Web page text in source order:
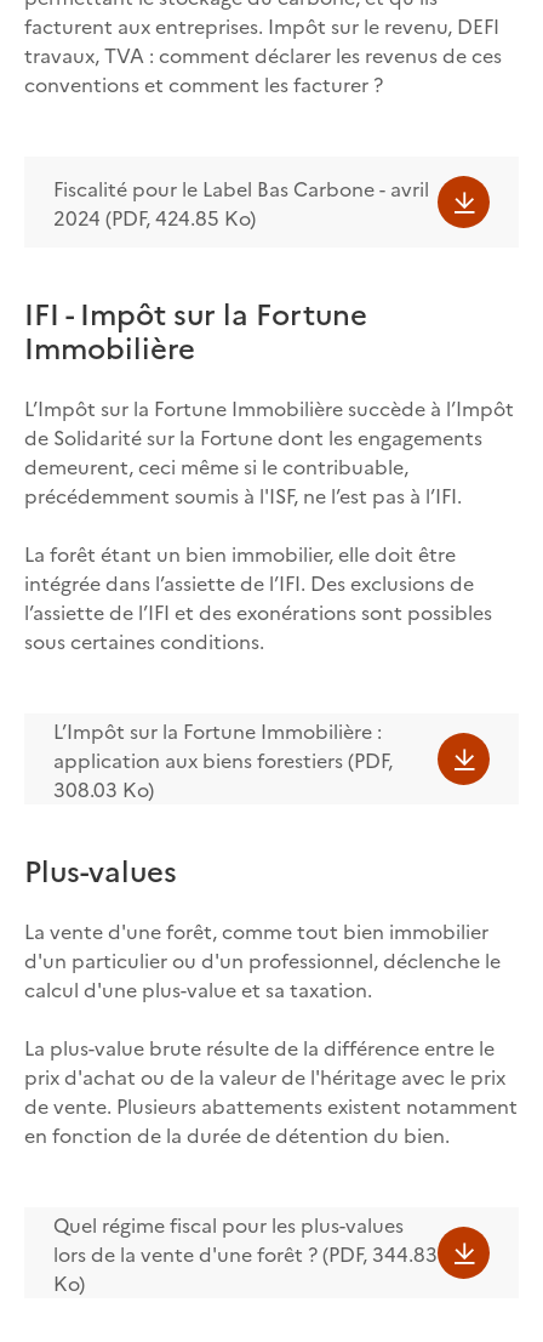
facturent aux entreprises. Impôt sur le revenu, DEFI
travaux, TVA : comment déclarer les revenus de ces
conventions et comment les facturer ?
Fiscalité pour le Label Bas Carbone - avril
2024 (PDF, 424.85 Ko)
IFI - Impôt sur la Fortune
Immobilière
L’Impôt sur la Fortune Immobilière succède à l’Impôt
de Solidarité sur la Fortune dont les engagements
demeurent, ceci même si le contribuable,
précédemment soumis à l'ISF, ne l’est pas à l’IFI.
La forêt étant un bien immobilier, elle doit être
intégrée dans l’assiette de l’IFI. Des exclusions de
l’assiette de l’IFI et des exonérations sont possibles
sous certaines conditions.
L’Impôt sur la Fortune Immobilière :
application aux biens forestiers (PDF,
308.03 Ko)
Plus-values
La vente d'une forêt, comme tout bien immobilier
d'un particulier ou d'un professionnel, déclenche le
calcul d'une plus-value et sa taxation.
La plus-value brute résulte de la différence entre le
prix d'achat ou de la valeur de l'héritage avec le prix
de vente. Plusieurs abattements existent notamment
en fonction de la durée de détention du bien.
Quel régime fiscal pour les plus-values
lors de la vente d'une forêt ? (PDF, 344.83
Ko)